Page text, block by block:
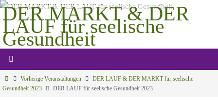
Zum
Inhalt
springen
DER MARKT & DER
LAUF für seelische
Gesundheit
StartVorherige Veranstaltungen
DER LAUF & DER MARKT für seelische
Gesundheit 2023
DER LAUF für seelische Gesundheit 2023